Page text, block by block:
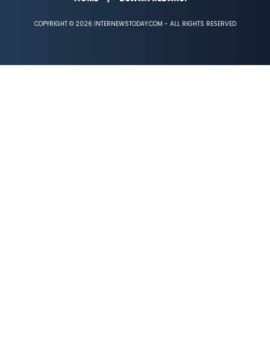
COPYRIGHT © 2026 INTERNEWSTODAY.COM - ALL RIGHTS RESERVED